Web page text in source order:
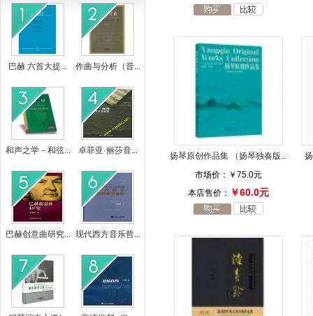
巴赫 六首大提... 作曲与分析（音...
和声之学－和弦... 卓菲亚·丽莎音...
巴赫创意曲研究... 现代西方音乐哲...
扬琴原创作品集 （扬琴独奏版...
市场价： ￥75.0元
本店售价： ￥60.0元